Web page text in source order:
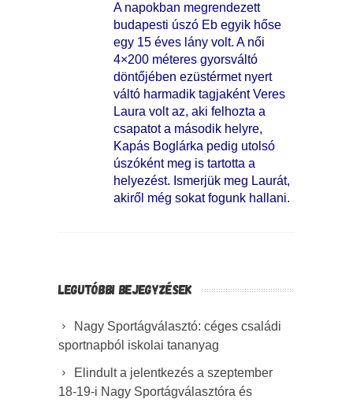
A napokban megrendezett
budapesti úszó Eb egyik hőse
egy 15 éves lány volt. A női
4×200 méteres gyorsváltó
döntőjében ezüstérmet nyert
váltó harmadik tagjaként Veres
Laura volt az, aki felhozta a
csapatot a második helyre,
Kapás Boglárka pedig utolsó
úszóként meg is tartotta a
helyezést. Ismerjük meg Laurát,
akiről még sokat fogunk hallani.
LEGUTÓBBI BEJEGYZÉSEK
Nagy Sportágválasztó: céges családi
sportnapból iskolai tananyag
Elindult a jelentkezés a szeptember
18-19-i Nagy Sportágválasztóra és